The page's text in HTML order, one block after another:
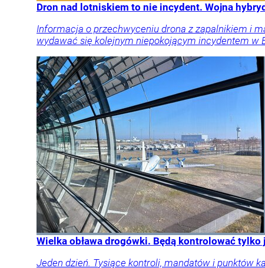
Dron nad lotniskiem to nie incydent. Wojna
Informacja o przechwyceniu drona z zapalnikiem i
wydawać się kolejnym niepokojącym incydentem w
Wielka obława drogówki. Będą kontrolować tylko
Jeden dzień. Tysiące kontroli, mandatów i punktów